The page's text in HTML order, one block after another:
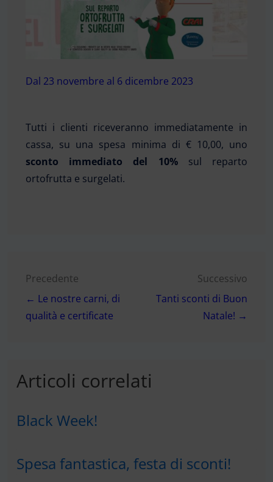
Dal 23 novembre al 6 dicembre 2023
Tutti i clienti riceveranno immediatamente in
cassa, su una spesa minima di € 10,00, uno
sconto immediato del 10%sul reparto
ortofrutta e surgelati.
Navigazione
articoli
Precedente
← Le nostre carni, di
qualità e certificate
Successivo
Tanti sconti di Buon
Natale! →
Articoli correlati
Black Week!
Spesa fantastica, festa di sconti!